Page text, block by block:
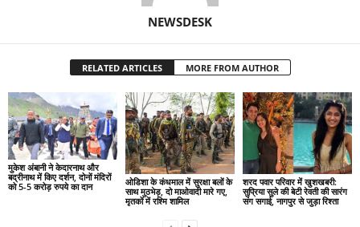
NEWSDESK
RELATED ARTICLES MORE FROM AUTHOR
मुकेश अंबानी ने केदारनाथ और
बद्रीनाथ में किए दर्शन, दोनों मंदिरों
को 5-5 करोड़ रुपये का दान
ओडिशा के कंधमाल में सुरक्षा बलों के
साथ मुठभेड़, दो माओवादी मारे गए,
मृतकों में रश्मि शामिल
शरद पवार परिवार में खुशखबरी:
सुप्रिया सुले की बेटी रेवती की सारंग
संग सगाई, नागपुर से जुड़ा रिश्ता